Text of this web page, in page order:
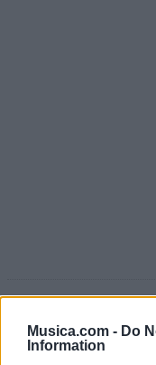
Musica.com - Do
Information
Comenta o
Gavilanes de la